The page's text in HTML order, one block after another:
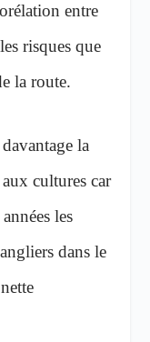
entre
risques que
la route.
la
aux cultures car
les
dans le